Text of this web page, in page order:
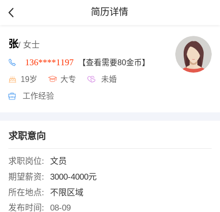
简历详情
张/ 女士
136****1197 【查看需要80金币】
19岁 大专 未婚
工作经验
求职意向
求职岗位:
文员
期望薪资:
3000-4000元
所在地点:
不限区域
发布时间:
08-09